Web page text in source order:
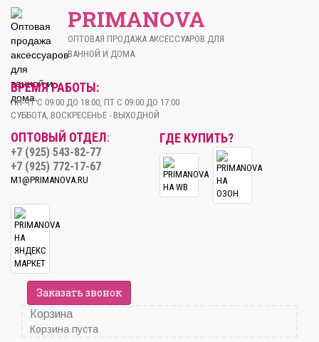
PRIMANOVA
ОПТОВАЯ ПРОДАЖА АКСЕССУАРОВ ДЛЯ
ВАННОЙ И ДОМА.
ВРЕМЯ РАБОТЫ:
ПН-ЧТ С 09:00 ДО 18:00, ПТ С 09:00 ДО 17:00
СУББОТА, ВОСКРЕСЕНЬЕ - ВЫХОДНОЙ
ОПТОВЫЙ ОТДЕЛ:
+7 (925) 543-82-77
+7 (925) 772-17-67
M1@PRIMANOVA.RU
ГДЕ КУПИТЬ?
Заказать звонок
Корзина
Корзина пуста